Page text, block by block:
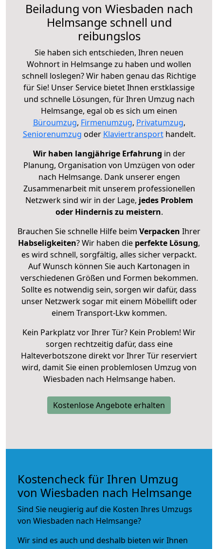
Beiladung von Wiesbaden nach
Helmsange schnell und
reibungslos
Sie haben sich entschieden, Ihren neuen
Wohnort in Helmsange zu haben und wollen
schnell loslegen? Wir haben genau das Richtige
für Sie! Unser Service bietet Ihnen erstklassige
und schnelle Lösungen, für Ihren Umzug nach
Helmsange, egal ob es sich um einen
Büroumzug, Firmenumzug, Privatumzug,
Seniorenumzug oder Klaviertransporthandelt.
Wir haben langjährige Erfahrung in der
Planung, Organisation von Umzügen von oder
nach Helmsange. Dank unserer engen
Zusammenarbeit mit unserem professionellen
Netzwerk sind wir in der Lage, jedes Problem
oder Hindernis zu meistern.
Brauchen Sie schnelle Hilfe beim Verpacken Ihrer
Habseligkeiten? Wir haben die perfekte Lösung,
es wird schnell, sorgfältig, alles sicher verpackt.
Auf Wunsch können Sie auch Kartonagen in
verschiedenen Größen und Formen bekommen.
Sollte es notwendig sein, sorgen wir dafür, dass
unser Netzwerk sogar mit einem Möbellift oder
einem Transport-Lkw kommen.
Kein Parkplatz vor Ihrer Tür? Kein Problem! Wir
sorgen rechtzeitig dafür, dass eine
Halteverbotszone direkt vor Ihrer Tür reserviert
wird, damit Sie einen problemlosen Umzug von
Wiesbaden nach Helmsange haben.
Kostenlose Angebote erhalten
Kostencheck für Ihren Umzug
von Wiesbaden nach Helmsange
Sind Sie neugierig auf die Kosten Ihres Umzugs
von Wiesbaden nach Helmsange?
Wir sind es auch und deshalb bieten wir Ihnen